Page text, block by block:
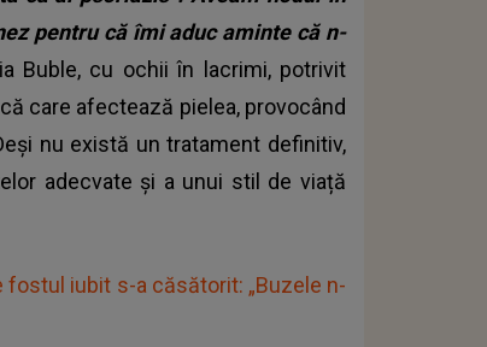
pentru că îmi aduc aminte că n-
Buble, cu ochii în lacrimi, potrivit
care afectează pielea, provocând
nu există un tratament definitiv,
adecvate și a unui stil de viață
iubit s-a căsătorit: „Buzele n-